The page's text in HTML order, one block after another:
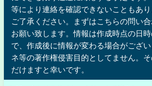
等により連絡を確認できないこともあり
ご了承ください。まずはこちらの問い
お願い致します。情報は作成時点の日
で、作成後に情報が変わる場合がござ
ネ等の著作権侵害目的としてません。
だけますと幸いです。